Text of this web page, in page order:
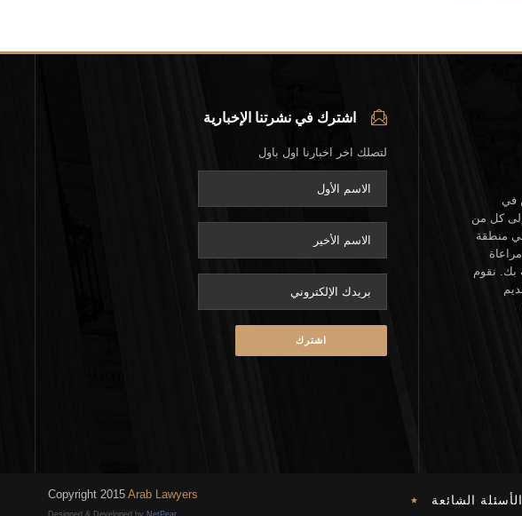
في
إلى كل من
في منطقة
بك. نقوم
اشترك في نشرتنا الإخبارية
لتصلك اخر اخبارنا اول باول
leave this field empty.
الأسئلة الشائعة Copyright 2015Arab Lawyers
Designed & Developed by NetPear